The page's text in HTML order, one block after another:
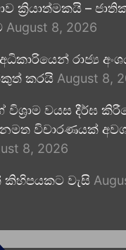
ක්‍රියාත්මකයි –
August 8, 2026
රාජ්‍ය
කරයි August 8,
වයස දීර්ඝ
විචාරණයක්
8, 2026
කිහිපයකට වැසි